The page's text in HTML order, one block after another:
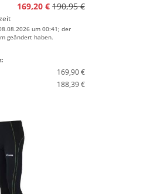
169,20 € 190,95 €
um 00:41; der
geändert haben.
169,90 €
188,39 €